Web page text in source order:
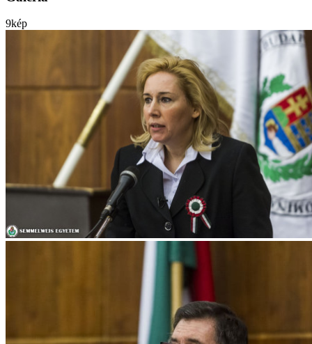
9kép